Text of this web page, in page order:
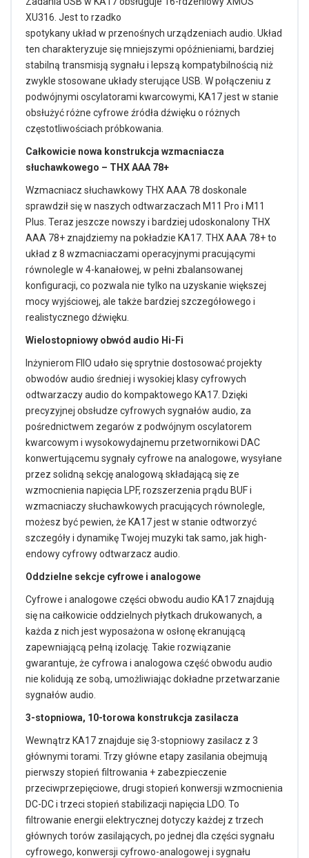
XU316. Jest to rzadko
spotykany układ w przenośnych urządzeniach audio. Układ
ten charakteryzuje się mniejszymi opóźnieniami, bardziej
stabilną transmisją sygnału i lepszą kompatybilnością niż
zwykle stosowane układy sterujące USB. W połączeniu z
podwójnymi oscylatorami kwarcowymi, KA17 jest w stanie
obsłużyć różne cyfrowe źródła dźwięku o różnych
częstotliwościach próbkowania.
Całkowicie nowa konstrukcja wzmacniacza
słuchawkowego – THX AAA 78+
Wzmacniacz słuchawkowy THX AAA 78 doskonale
sprawdził się w naszych odtwarzaczach M11 Pro i M11
Plus. Teraz jeszcze nowszy i bardziej udoskonalony THX
AAA 78+ znajdziemy na pokładzie KA17. THX AAA 78+ to
układ z 8 wzmacniaczami operacyjnymi pracującymi
równolegle w 4-kanałowej, w pełni zbalansowanej
konfiguracji, co pozwala nie tylko na uzyskanie większej
mocy wyjściowej, ale także bardziej szczegółowego i
realistycznego dźwięku.
Wielostopniowy obwód audio Hi-Fi
Inżynierom FIIO udało się sprytnie dostosować projekty
obwodów audio średniej i wysokiej klasy cyfrowych
odtwarzaczy audio do kompaktowego KA17. Dzięki
precyzyjnej obsłudze cyfrowych sygnałów audio, za
pośrednictwem zegarów z podwójnym oscylatorem
kwarcowym i wysokowydajnemu przetwornikowi DAC
konwertującemu sygnały cyfrowe na analogowe, wysyłane
przez solidną sekcję analogową składającą się ze
wzmocnienia napięcia LPF, rozszerzenia prądu BUF i
wzmacniaczy słuchawkowych pracujących równolegle,
możesz być pewien, że KA17 jest w stanie odtworzyć
szczegóły i dynamikę Twojej muzyki tak samo, jak high-
endowy cyfrowy odtwarzacz audio.
Oddzielne sekcje cyfrowe i analogowe
Cyfrowe i analogowe części obwodu audio KA17 znajdują
się na całkowicie oddzielnych płytkach drukowanych, a
każda z nich jest wyposażona w osłonę ekranującą
zapewniającą pełną izolację. Takie rozwiązanie
gwarantuje, że cyfrowa i analogowa część obwodu audio
nie kolidują ze sobą, umożliwiając dokładne przetwarzanie
sygnałów audio.
3-stopniowa, 10-torowa konstrukcja zasilacza
Wewnątrz KA17 znajduje się 3-stopniowy zasilacz z 3
głównymi torami. Trzy główne etapy zasilania obejmują
pierwszy stopień filtrowania + zabezpieczenie
przeciwprzepięciowe, drugi stopień konwersji wzmocnienia
DC-DC i trzeci stopień stabilizacji napięcia LDO. To
filtrowanie energii elektrycznej dotyczy każdej z trzech
głównych torów zasilających, po jednej dla części sygnału
cyfrowego, konwersji cyfrowo-analogowej i sygnału